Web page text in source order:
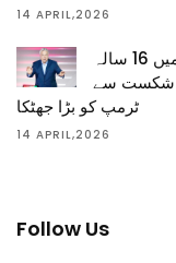
14 APRIL,2026
یورپ کی سیاست میں نیا موڑ: ہنگری میں 16 سالہ
کی شکست سے
ٹرمپ کو بڑا جھٹکا
14 APRIL,2026
Follow Us